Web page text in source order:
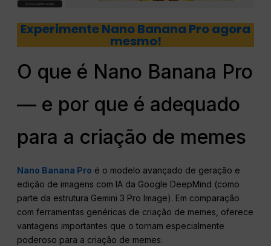
Experimente Nano Banana Pro agora
mesmo!
O que é Nano Banana Pro
— e por que é adequado
para a criação de memes
Nano Banana Pro é o modelo avançado de geração e
edição de imagens com IA da Google DeepMind (como
parte da estrutura Gemini 3 Pro Image). Em comparação
com ferramentas genéricas de criação de memes, oferece
vantagens importantes que o tornam especialmente
poderoso para a criação de memes: